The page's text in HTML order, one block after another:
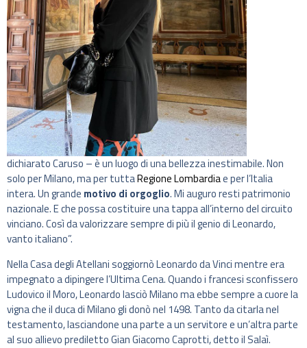
dichiarato Caruso – è un luogo di una bellezza inestimabile. Non
solo per Milano, ma per tuttaRegione Lombardiae per l’Italia
intera. Un grande motivo di orgoglio. Mi auguro resti patrimonio
nazionale. E che possa costituire una tappa all’interno del circuito
vinciano. Così da valorizzare sempre di più il genio di Leonardo,
vanto italiano”.
Nella Casa degli Atellani soggiornò Leonardo da Vinci mentre era
impegnato a dipingere l’Ultima Cena. Quando i francesi sconfissero
Ludovico il Moro, Leonardo lasciò Milano ma ebbe sempre a cuore la
vigna che il duca di Milano gli donò nel 1498. Tanto da citarla nel
testamento, lasciandone una parte a un servitore e un’altra parte
al suo allievo prediletto Gian Giacomo Caprotti, detto il Salaì.